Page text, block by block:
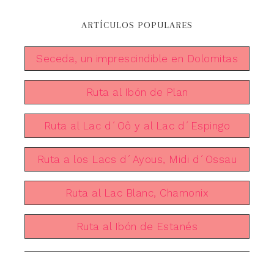
ARTÍCULOS POPULARES
Seceda, un imprescindible en Dolomitas
Ruta al Ibón de Plan
Ruta al Lac d´Oô y al Lac d´Espingo
Ruta a los Lacs d´Ayous, Midi d´Ossau
Ruta al Lac Blanc, Chamonix
Ruta al Ibón de Estanés